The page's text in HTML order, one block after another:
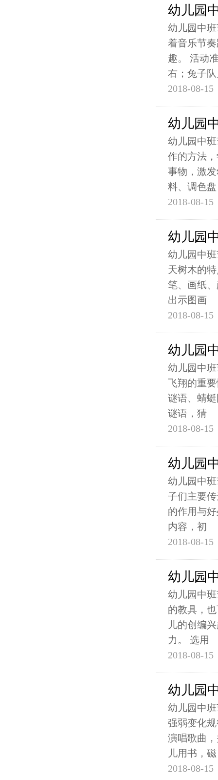
幼儿园
幼儿园中
着音乐节
趣。 活动
右；兔子
2018-08-15
幼儿园
幼儿园中
作的方法
事物，激
料、调色盘
2018-08-15
幼儿园
幼儿园中
天树木的
笔、画纸
出示图画
2018-08-15
幼儿园
幼儿园中
飞翔的重
谜语、蜻
谜语，猜
2018-08-15
幼儿园
幼儿园中
子们主要
的作用与
内容，初
2018-08-15
幼儿园
幼儿园中
的教具，
儿的创编
力。 选用
2018-08-15
幼儿园
幼儿园中
强弱变化
演唱歌曲
儿用书，磁
2018-08-15